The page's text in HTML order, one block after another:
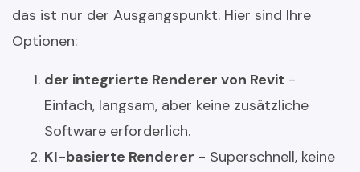
das ist nur der Ausgangspunkt. Hier sind Ihre
Optionen:
der integrierte Renderer von Revit -
Einfach, langsam, aber keine zusätzliche
Software erforderlich.
KI-basierte Renderer - Superschnell, keine